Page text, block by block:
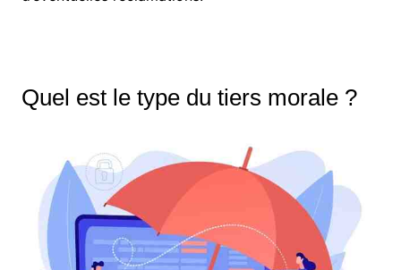
Quel est le type du tiers morale ?